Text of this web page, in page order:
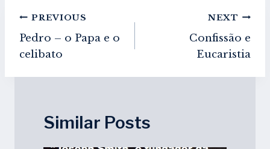
Navegação
de
artigos
PREVIOUS
Pedro – o Papa e o
celibato
NEXT
Confissão e
Eucaristia
Similar Posts